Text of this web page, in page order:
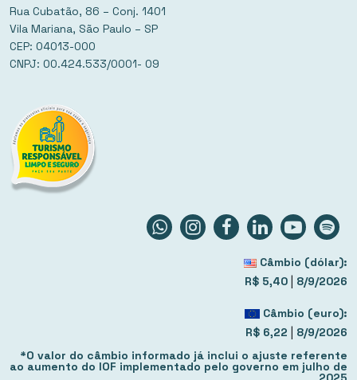
Rua Cubatão, 86 – Conj. 1401
Vila Mariana, São Paulo – SP
CEP: 04013-000
CNPJ: 00.424.533/0001- 09
Câmbio (dólar):
R$ 5,40 | 8/9/2026
Câmbio (euro):
R$ 6,22 | 8/9/2026
*O valor do câmbio informado já inclui o ajuste referente
ao aumento do IOF implementado pelo governo em julho de